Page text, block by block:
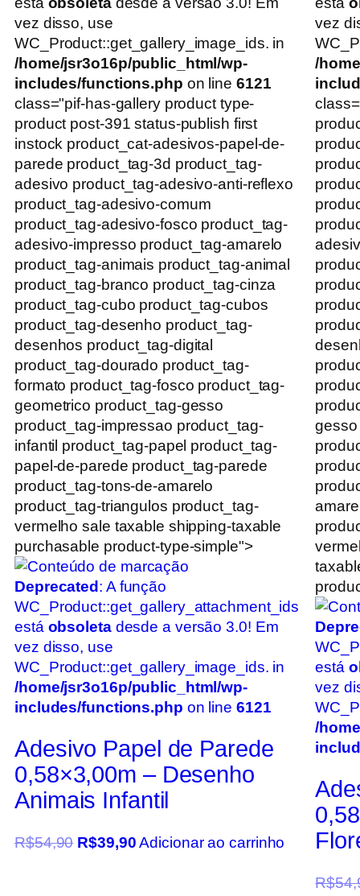
vez disso, use
WC_Product::get_gallery_image_ids. in
/home/jsr3o16p/public_html/wp-
includes/functions.php on line 6121
class="pif-has-gallery product type-
product post-391 status-publish first
instock product_cat-adesivos-papel-de-
parede product_tag-3d product_tag-
adesivo product_tag-adesivo-anti-reflexo
product_tag-adesivo-comum
product_tag-adesivo-fosco product_tag-
adesivo-impresso product_tag-amarelo
product_tag-animais product_tag-animal
product_tag-branco product_tag-cinza
product_tag-cubo product_tag-cubos
product_tag-desenho product_tag-
desenhos product_tag-digital
product_tag-dourado product_tag-
formato product_tag-fosco product_tag-
geometrico product_tag-gesso
product_tag-impressao product_tag-
infantil product_tag-papel product_tag-
papel-de-parede product_tag-parede
product_tag-tons-de-amarelo
product_tag-triangulos product_tag-
vermelho sale taxable shipping-taxable
purchasable product-type-simple">
Deprecated: A função
WC_Product::get_gallery_attachment_ids
está obsoletadesde a versão 3.0! Em
vez disso, use
WC_Product::get_gallery_image_ids. in
/home/jsr3o16p/public_html/wp-
includes/functions.php on line 6121
Adesivo Papel de Parede
0,58×3,00m – Desenho
Animais Infantil
R$54,90 R$39,90 Adicionar ao carrinho
vez
/
está
vez
/
R$